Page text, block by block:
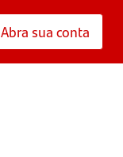
Abra sua conta